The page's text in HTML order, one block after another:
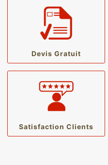
Devis Gratuit
Satisfaction Clients